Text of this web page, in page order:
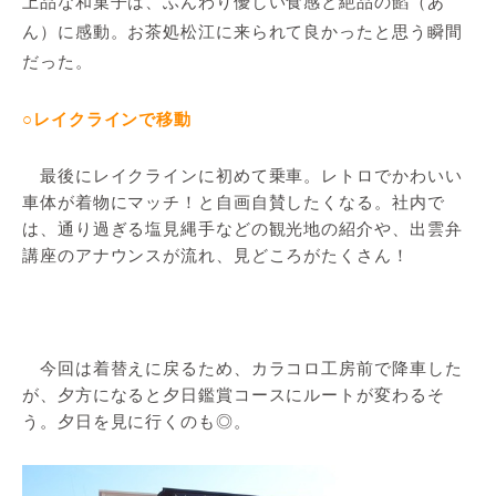
ん）に感動。お茶処松江に来られて良かったと思う瞬間
だった。
○レイクラインで移動
最後にレイクラインに初めて乗車。レトロでかわいい
車体が着物にマッチ！と自画自賛したくなる。社内で
は、通り過ぎる塩見縄手などの観光地の紹介や、出雲弁
講座のアナウンスが流れ、見どころがたくさん！
今回は着替えに戻るため、カラコロ工房前で降車した
が、夕方になると夕日鑑賞コースにルートが変わるそ
う。夕日を見に行くのも◎。